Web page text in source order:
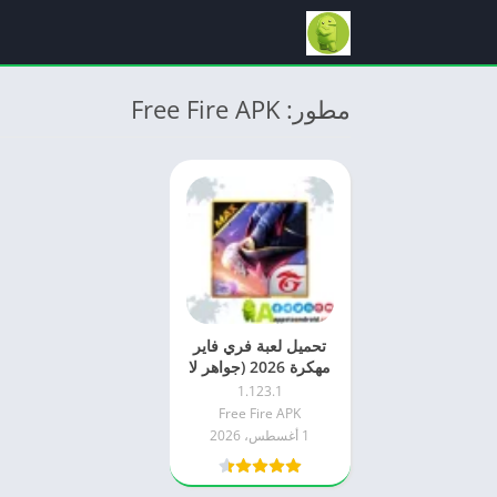
مطور: Free Fire APK
تحميل لعبة فري فاير
مهكرة 2026 (جواهر لا
اصدار
1.123.1
Free Fire APK
1 أغسطس، 2026